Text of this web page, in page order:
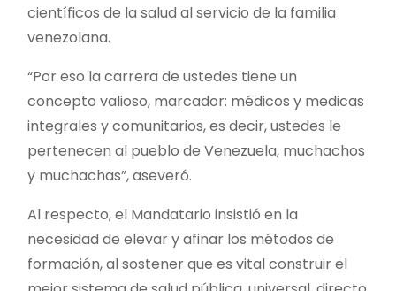
científicos de la salud al servicio de la familia
venezolana.
“Por eso la carrera de ustedes tiene un
concepto valioso, marcador: médicos y medicas
integrales y comunitarios, es decir, ustedes le
pertenecen al pueblo de Venezuela, muchachos
y muchachas”, aseveró.
Al respecto, el Mandatario insistió en la
necesidad de elevar y afinar los métodos de
formación, al sostener que es vital construir el